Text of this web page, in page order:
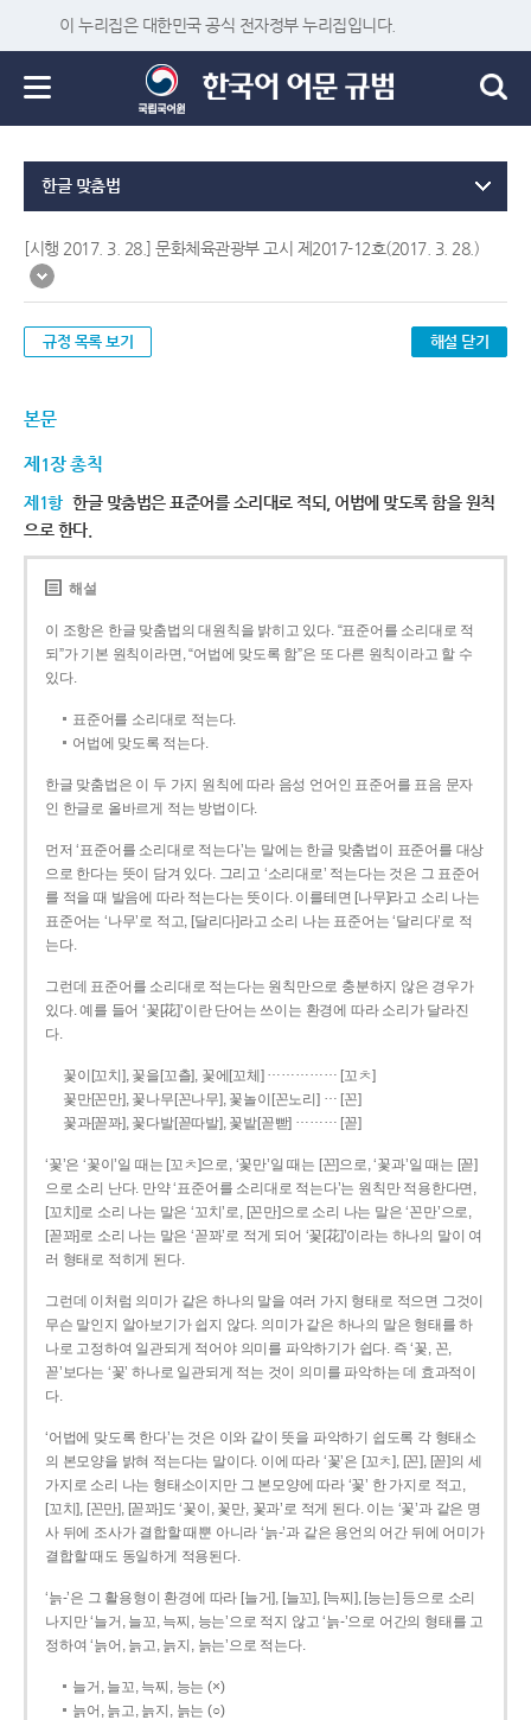
이 누리집은 대한민국 공식 전자정부 누리집입니다.
한글 맞춤법
[시행 2017. 3. 28.] 문화체육관광부 고시 제2017-12호(2017. 3. 28.)
규정 목록 보기 해설 닫기
본문
제1장 총칙
제1항 한글 맞춤법은 표준어를 소리대로 적되, 어법에 맞도록 함을 원칙
으로 한다.
해설
이 조항은 한글 맞춤법의 대원칙을 밝히고 있다. “표준어를 소리대로 적
되”가 기본 원칙이라면, “어법에 맞도록 함”은 또 다른 원칙이라고 할 수
있다.
표준어를 소리대로 적는다.
어법에 맞도록 적는다.
한글 맞춤법은 이 두 가지 원칙에 따라 음성 언어인 표준어를 표음 문자
인 한글로 올바르게 적는 방법이다.
먼저 ‘표준어를 소리대로 적는다’는 말에는 한글 맞춤법이 표준어를 대상
으로 한다는 뜻이 담겨 있다. 그리고 ‘소리대로’ 적는다는 것은 그 표준어
를 적을 때 발음에 따라 적는다는 뜻이다. 이를테면 [나무]라고 소리 나는
표준어는 ‘나무’로 적고, [달리다]라고 소리 나는 표준어는 ‘달리다’로 적
는다.
그런데 표준어를 소리대로 적는다는 원칙만으로 충분하지 않은 경우가
있다. 예를 들어 ‘꽃[花]’이란 단어는 쓰이는 환경에 따라 소리가 달라진
다.
꽃이[꼬치], 꽃을[꼬츨], 꽃에[꼬체] …………… [꼬ㅊ]
꽃만[꼰만], 꽃나무[꼰나무], 꽃놀이[꼰노리] … [꼰]
꽃과[꼳꽈], 꽃다발[꼳따발], 꽃밭[꼳빧] ……… [꼳]
‘꽃’은 ‘꽃이’일 때는 [꼬ㅊ]으로, ‘꽃만’일 때는 [꼰]으로, ‘꽃과’일 때는 [꼳]
으로 소리 난다. 만약 ‘표준어를 소리대로 적는다’는 원칙만 적용한다면,
[꼬치]로 소리 나는 말은 ‘꼬치’로, [꼰만]으로 소리 나는 말은 ‘꼰만’으로,
[꼳꽈]로 소리 나는 말은 ‘꼳꽈’로 적게 되어 ‘꽃[花]’이라는 하나의 말이 여
러 형태로 적히게 된다.
그런데 이처럼 의미가 같은 하나의 말을 여러 가지 형태로 적으면 그것이
무슨 말인지 알아보기가 쉽지 않다. 의미가 같은 하나의 말은 형태를 하
나로 고정하여 일관되게 적어야 의미를 파악하기가 쉽다. 즉 ‘꽃, 꼰,
꼳’보다는 ‘꽃’ 하나로 일관되게 적는 것이 의미를 파악하는 데 효과적이
다.
‘어법에 맞도록 한다’는 것은 이와 같이 뜻을 파악하기 쉽도록 각 형태소
의 본모양을 밝혀 적는다는 말이다. 이에 따라 ‘꽃’은 [꼬ㅊ], [꼰], [꼳]의 세
가지로 소리 나는 형태소이지만 그 본모양에 따라 ‘꽃’ 한 가지로 적고,
[꼬치], [꼰만], [꼳꽈]도 ‘꽃이, 꽃만, 꽃과’로 적게 된다. 이는 ‘꽃’과 같은 명
사 뒤에 조사가 결합할 때뿐 아니라 ‘늙-’과 같은 용언의 어간 뒤에 어미가
결합할 때도 동일하게 적용된다.
‘늙-’은 그 활용형이 환경에 따라 [늘거], [늘꼬], [늑찌], [능는] 등으로 소리
나지만 ‘늘거, 늘꼬, 늑찌, 능는’으로 적지 않고 ‘늙-’으로 어간의 형태를 고
정하여 ‘늙어, 늙고, 늙지, 늙는’으로 적는다.
늘거, 늘꼬, 늑찌, 능는 (×)
늙어, 늙고, 늙지, 늙는 (○)